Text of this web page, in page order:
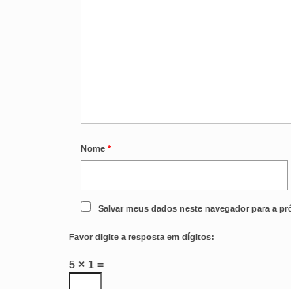
Nome *
Salvar meus dados neste navegador para a
Favor digite a resposta em dígitos:
5 × 1 =